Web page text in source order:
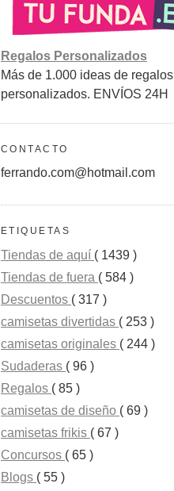
Regalos Personalizados
Más de 1.000 ideas de regalos
personalizados. ENVÍOS 24H
CONTACTO
ferrando.com@hotmail.com
ETIQUETAS
Tiendas de aquí ( 1439 )
Tiendas de fuera ( 584 )
Descuentos ( 317 )
camisetas divertidas ( 253 )
camisetas originales ( 244 )
Sudaderas ( 96 )
Regalos ( 85 )
camisetas de diseño ( 69 )
camisetas frikis ( 67 )
Concursos ( 65 )
Blogs ( 55 )